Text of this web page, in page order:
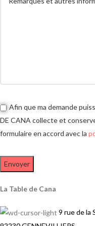
Afin que ma demande
DE CANA collecte et
formulaire en accord avec la
La Table de Cana
9 rue de la